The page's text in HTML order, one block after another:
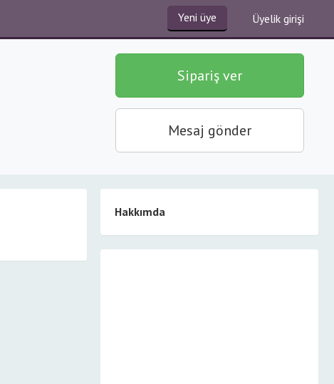
Yeni üye Üyelik girişi
Sipariş ver
Mesaj gönder
Hakkımda